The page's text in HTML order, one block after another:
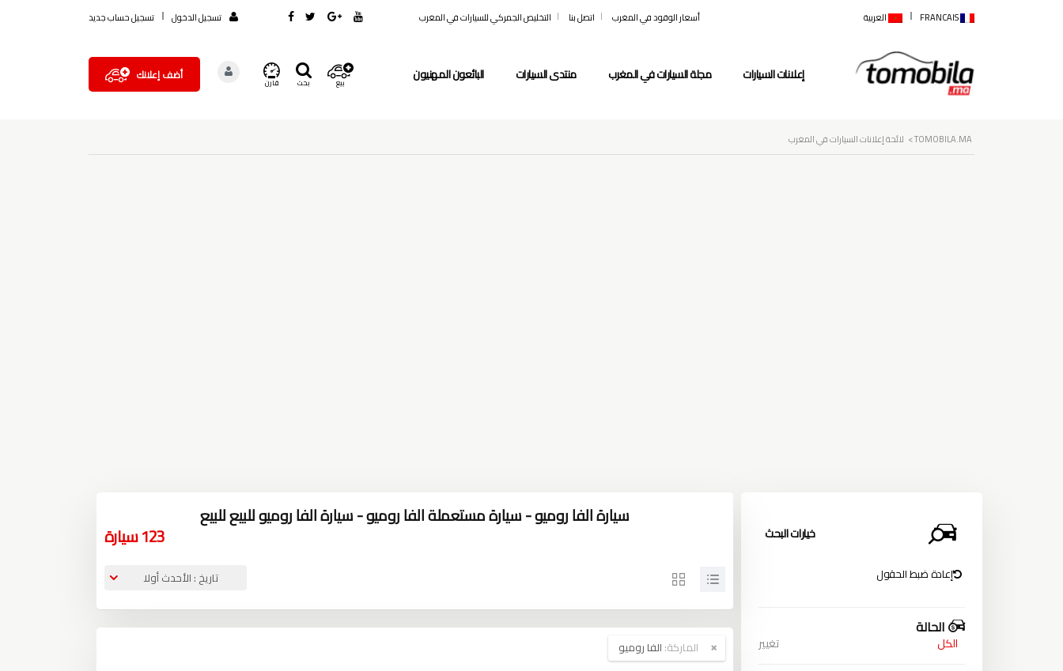
العربية تسجيل الدخول تسجيل حساب جديد أسعار الوقود في المغرب اتصل بنا التخليص الجمركي للسيارات في المغرب
أضف إعلانك قارن بحث بيع إعلانات السيارات مجلة السيارات في المغرب منتدى السيارات البائعون المهنيون
TOMOBILA.MA
> لائحة إعلانات السيارات في المغرب
خيارات البحث
إعادة ضبط الحقول
الحالة
الكل تغيير
سيارة الفا روميو - سيارة مستعملة الفا روميو - سيارة الفا روميو للبيع للبيع
123سيارة
تاريخ : الأحدث أولا
الماركة: الفا روميو